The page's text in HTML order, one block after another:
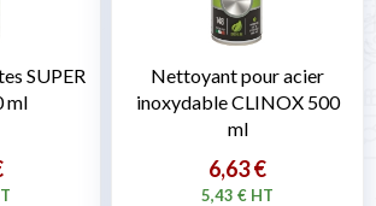
SUPER
ml
Nettoyant pour acier
inoxydable CLINOX 500
ml
6,63 €
5,43 € HT